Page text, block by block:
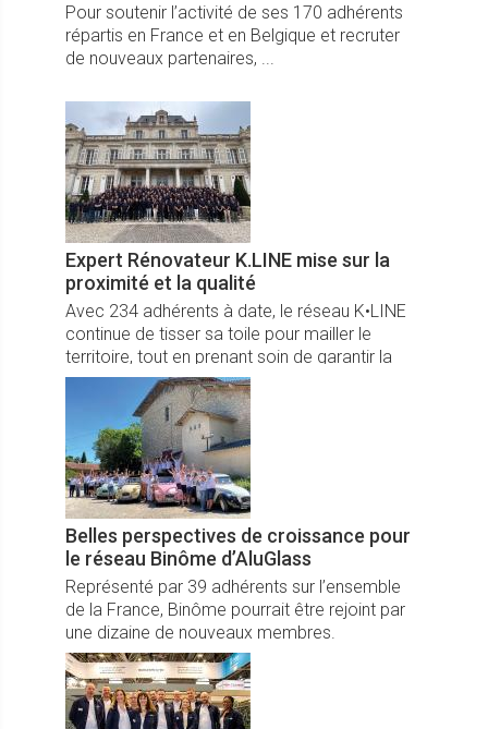
Pour soutenir l’activité de ses 170 adhérents
répartis en France et en Belgique et recruter
de nouveaux partenaires, ...
Expert Rénovateur K.LINE mise sur la
proximité et la qualité
Avec 234 adhérents à date, le réseau K•LINE
continue de tisser sa toile pour mailler le
territoire, tout en prenant soin de garantir la
qualité de son accompagnement.
Belles perspectives de croissance pour
le réseau Binôme d’AluGlass
Représenté par 39 adhérents sur l’ensemble
de la France, Binôme pourrait être rejoint par
une dizaine de nouveaux membres.